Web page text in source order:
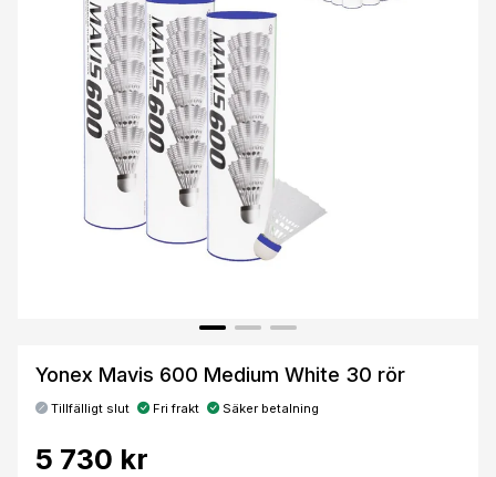
Yonex Mavis 600 Medium White 30 rör
Tillfälligt slut Fri frakt Säker betalning
5 730 kr